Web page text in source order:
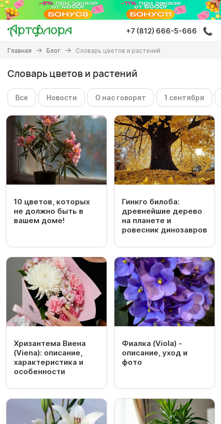
Перейти
основному
содержанию
+7 (812) 666-5-666
Вы
Главная Блог Словарь цветов и растений
Словарь цветов и растений
Все Новости О нас говорят 1 сентября
10 цветов, которых
не должно быть в
вашем доме!
Гинкго билоба:
древнейшие дерево
на планете и
ровесник динозавров
Хризантема Виена
(Viena): описание,
характеристика и
особенности
Фиалка (Viola) -
описание, уход и
фото